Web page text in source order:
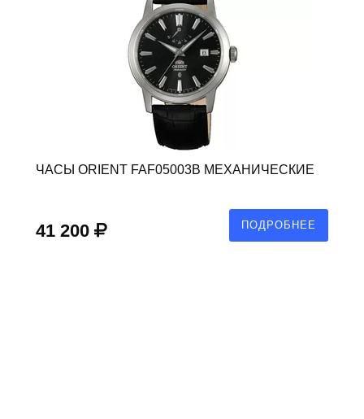
ЧАСЫ ORIENT FAF05003B МЕХАНИЧЕСКИЕ
41 200 ПОДРОБНЕЕ